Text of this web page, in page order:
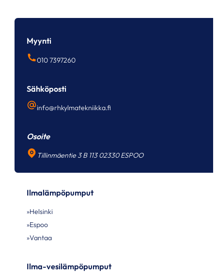
Myynti
010 7397260
Sähköposti
info@rhkylmatekniikka.fi
Osoite
Tillinmäentie 3 B 113 02330 ESPOO
Ilmalämpöpumput
Helsinki
Espoo
Vantaa
Ilma-vesilämpöpumput